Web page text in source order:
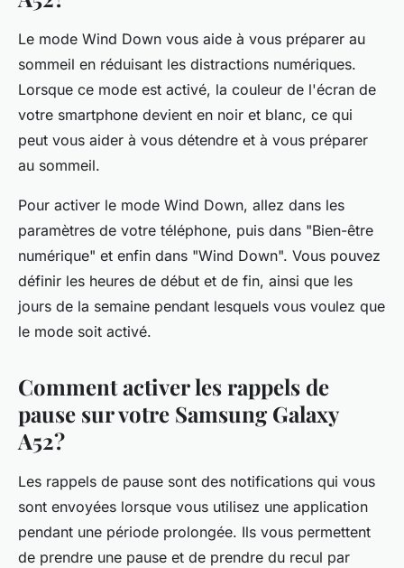
Le mode Wind Down vous aide à vous préparer au
sommeil en réduisant les distractions numériques.
Lorsque ce mode est activé, la couleur de l'écran de
votre smartphone devient en noir et blanc, ce qui
peut vous aider à vous détendre et à vous préparer
au sommeil.
Pour activer le mode Wind Down, allez dans les
paramètres de votre téléphone, puis dans "Bien-être
numérique" et enfin dans "Wind Down". Vous pouvez
définir les heures de début et de fin, ainsi que les
jours de la semaine pendant lesquels vous voulez que
le mode soit activé.
Comment activer les rappels de
pause sur votre Samsung Galaxy
A52?
Les rappels de pause sont des notifications qui vous
sont envoyées lorsque vous utilisez une application
pendant une période prolongée. Ils vous permettent
de prendre une pause et de prendre du recul par